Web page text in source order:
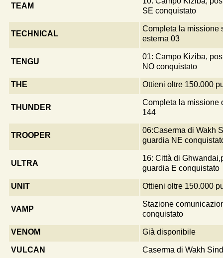
TEAM
SE conquistato
TECHNICAL
Completa la missione
esterna 03
TENGU
01: Campo Kiziba,
NO conquistato
THE Ottieni oltre 150.000
THUNDER
Completa la missione
144
TROOPER
06:Caserma di Wakh
guardia NE
ULTRA
16: Città di
guardia E conquistato
UNIT Ottieni oltre 150.000
VAMP
Stazione
conquistato
VENOM Già disponibile
VULCAN Caserma di Wakh